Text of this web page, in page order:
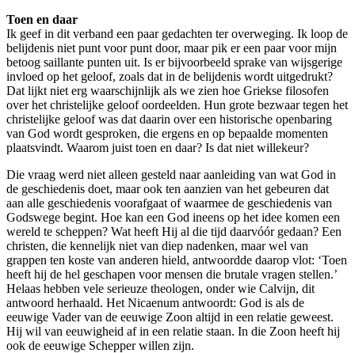
Toen en daar
Ik geef in dit verband een paar gedachten ter overweging. Ik loop de
belijdenis niet punt voor punt door, maar pik er een paar voor mijn
betoog saillante punten uit. Is er bijvoorbeeld sprake van wijsgerige
invloed op het geloof, zoals dat in de belijdenis wordt uitgedrukt?
Dat lijkt niet erg waarschijnlijk als we zien hoe Griekse filosofen
over het christelijke geloof oordeelden. Hun grote bezwaar tegen het
christelijke geloof was dat daarin over een historische openbaring
van God wordt gesproken, die ergens en op bepaalde momenten
plaatsvindt. Waarom juist toen en daar? Is dat niet willekeur?
Die vraag werd niet alleen gesteld naar aanleiding van wat God in
de geschiedenis doet, maar ook ten aanzien van het gebeuren dat
aan alle geschiedenis voorafgaat of waarmee de geschiedenis van
Godswege begint. Hoe kan een God ineens op het idee komen een
wereld te scheppen? Wat heeft Hij al die tijd daarvóór gedaan? Een
christen, die kennelijk niet van diep nadenken, maar wel van
grappen ten koste van anderen hield, antwoordde daarop vlot: ‘Toen
heeft hij de hel geschapen voor mensen die brutale vragen stellen.’
Helaas hebben vele serieuze theologen, onder wie Calvijn, dit
antwoord herhaald. Het Nicaenum antwoordt: God is als de
eeuwige Vader van de eeuwige Zoon altijd in een relatie geweest.
Hij wil van eeuwigheid af in een relatie staan. In die Zoon heeft hij
ook de eeuwige Schepper willen zijn.